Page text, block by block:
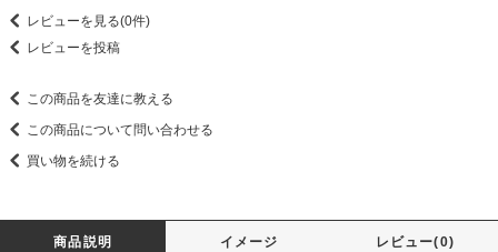
レビューを見る(0件)
レビューを投稿
この商品を友達に教える
この商品について問い合わせる
買い物を続ける
商品説明 イメージ レビュー(0)